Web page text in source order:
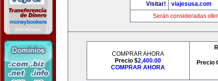
Visitar!
viajesusa.com
Serán consideradas
COMPRAR AHORA
Precio $2,400.00
COMPRAR AHORA
Precio